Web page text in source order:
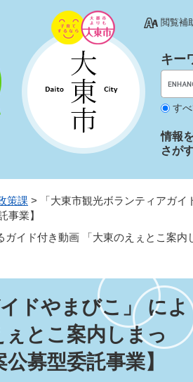
閲覧補
キー
す
情報を
さが
策課 >
「大東市観光ボランティアガ
事業】
イド付き動画 「大東のえぇとこ案
ドやまびこ」 によ
とこ案内しまっ
募型委託事業】